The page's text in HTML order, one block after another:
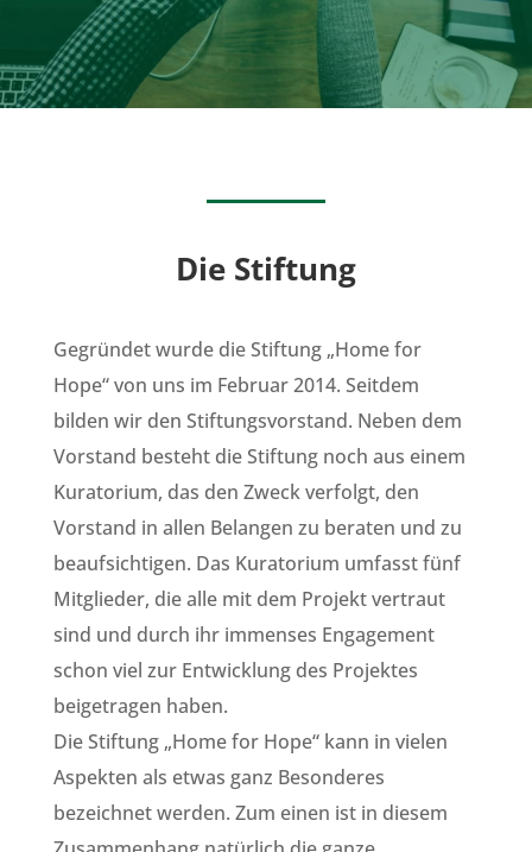
Die Stiftung
Gegründet wurde die Stiftung „Home for
Hope“ von uns im Februar 2014. Seitdem
bilden wir den Stiftungsvorstand. Neben dem
Vorstand besteht die Stiftung noch aus einem
Kuratorium, das den Zweck verfolgt, den
Vorstand in allen Belangen zu beraten und zu
beaufsichtigen. Das Kuratorium umfasst fünf
Mitglieder, die alle mit dem Projekt vertraut
sind und durch ihr immenses Engagement
schon viel zur Entwicklung des Projektes
beigetragen haben.
Die Stiftung „Home for Hope“ kann in vielen
Aspekten als etwas ganz Besonderes
bezeichnet werden. Zum einen ist in diesem